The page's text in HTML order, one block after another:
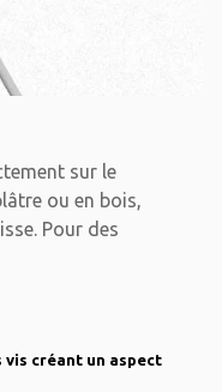
sur le
ou en bois,
Pour des
vis créant un aspect